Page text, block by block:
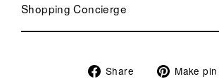
Shopping Concierge
Share
Share Make pin